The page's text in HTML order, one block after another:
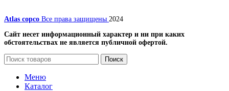
Atlas copco Все права защищены 2024
Сайт несет информационный характер и ни при каких
обстоятельствах не является публичной офертой.
Поиск
Меню
Каталог